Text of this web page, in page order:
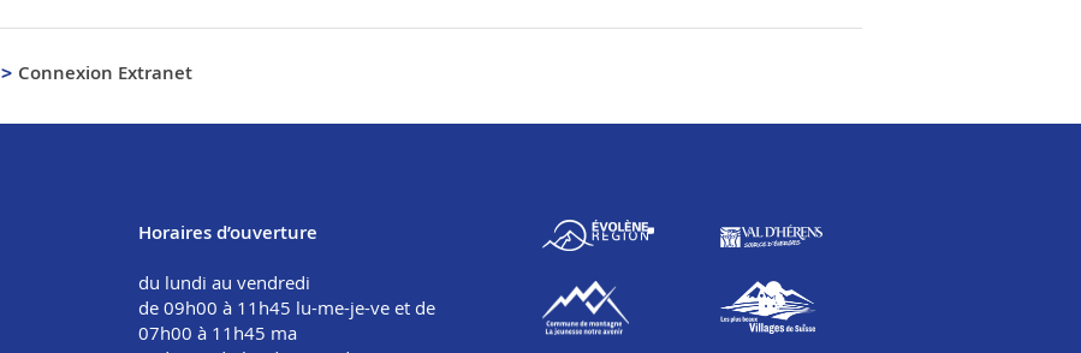
Connexion Extranet
Horaires d’ouverture
du lundi au vendredi
de 09h00 à 11h45 lu-me-je-ve et de
07h00 à 11h45 ma